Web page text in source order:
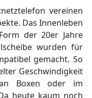
vereinen
Das Innenleben
der 20er Jahre
wurden für
gemacht. So
Geschwindigkeit
Boxen oder im
heute kaum noch